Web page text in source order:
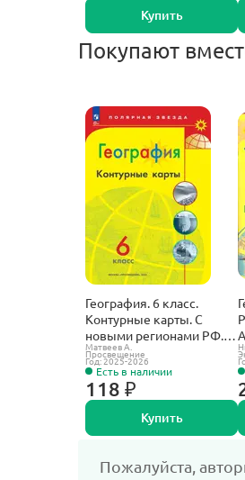
Купить
Покупают
География. 6 класс.
Контурные карты. С
новыми регионами РФ.
Полярная звезда.
Матвеев А.
Просвещение
Год: 2025-2026
Есть в наличии
118 ₽
Купить
Пожалуйста,